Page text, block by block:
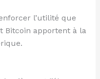
l’utilité que
Bitcoin apportent à la